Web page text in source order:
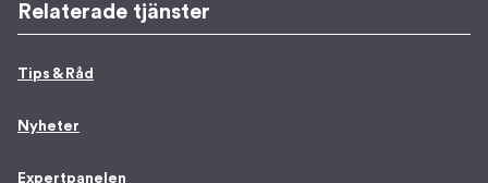
Relaterade tjänster
Tips & Råd
Nyheter
Expertpanelen